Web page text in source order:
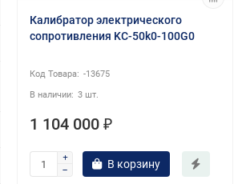
Калибратор электрического
сопротивления KC-50k0-100G0
-13675
3 шт.
1 104 000 ₽
В корзину